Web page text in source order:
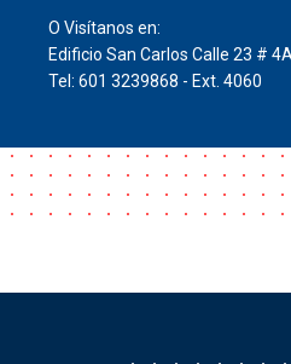
O Visítanos en:
Edificio San Carlos Calle 23 #
Tel: 601 3239868 - Ext. 4060